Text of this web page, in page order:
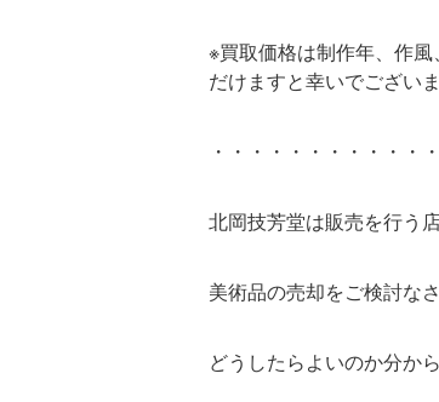
※買取価格は制作年、作
だけますと幸いでございま
・・・・・・・・・・・
北岡技芳堂は販売を行う
美術品の売却をご検討な
どうしたらよいのか分か